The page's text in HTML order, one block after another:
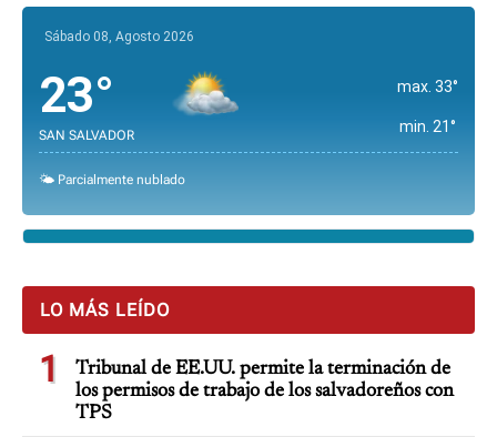
Sábado 08, Agosto 2026
23°
SAN SALVADOR
max. 33°
min. 21°
🌤️ Parcialmente nublado
LO MÁS LEÍDO
1
Tribunal de EE.UU. permite la terminación de
los permisos de trabajo de los salvadoreños con
TPS